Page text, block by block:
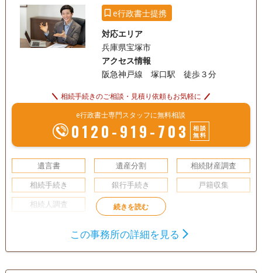
e行政書士提携
対応エリア
兵庫県宝塚市
アクセス情報
阪急神戸線 塚口駅 徒歩３分
相続手続きのご相談・見積り依頼もお気軽に
e行政書士専門スタッフに無料相談
0120-919-703
相談
無料
遺言書 遺産分割
相続財産調査
相続手続き
銀行手続き
戸籍収集
相続人調査
この事務所の詳細を見る